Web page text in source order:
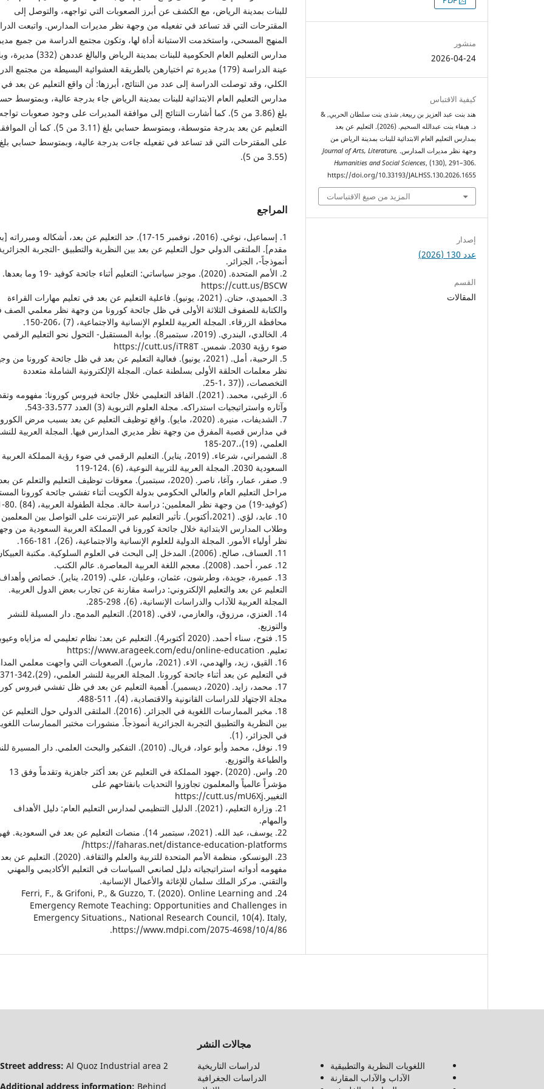
للبنات بمدينة الرياض، مع الكشف عن أبرز الصعوبات التي تواجهه، والتوصل إلى
المقترحات التي قد تساعد في تفعيله من وجهة نظر مديرات المدارس. واتبعت
المنهج المسحي، واستخدمت الاستبانة أداة لها، وتكون مجتمع الدراسة من جميع
مدارس التعليم العام الحكومية للبنات بمدينة الرياض
عينة الدراسة (179) مديرة تم اختيارهن بالطريقة العشوائية البسيطة من مجتمع
الكلي، وقد توصلت الدراسة إلى عدد من النتائج، أبرزها: أن واقع التعليم عن بعد في
مدارس التعليم العام الابتدائية للبنات بمدينة الرياض جاء بدرجة عالية، وبمتوسط
بلغ (3.86 من 5). كما أشارت النتائج إلى موافقة المديرات على وجود صعوبات تواجه
التعليم عن بعد بدرجة متوسطة، وبمتوسط حسابي بلغ (3.11 من 5). كما أن
على المقترحات التي قد تساعد في تفعيله جاءت بدرجة عالية، وبمتوسط حسابي بلغ
(3.55 من 5).
المراجع
1. إسماعيل، نوغي. (2016، نوفمبر 15-17). حد التعليم عن بعد، أشكاله
مقدم]. الملتقى الدولي حول التعليم عن بعد بين النظرية والتطبيق -التجربة
أنموذجاً-، الجزائر.
2. الأمم المتحدة. (2020). موجز سياساتي: التعليم أثناء جائحة كوفيد -19 وما بعدها.
https://cutt.us/BSCW
3. الحميدي، حنان. (2021، يونيو). فاعلية التعليم عن بعد في تعليم مهارات القراءة
والكتابة للصفوف الثلاثة الأولى في ظل جائحة كورونا من وجهة نظر معلمي
محافظة الزرقاء. المجلة العربية للعلوم الإنسانية والاجتماعية، (7) ،206-150.
4. الخالدي، البندري. (2019، سبتمبر8). بوابة المستقبل- التحول نحو التعليم
ضوء رؤية 2030. شمس. https://cutt.us/iTR8T
5. الرحبية، أمل. (2021، يونيو). فعالية التعليم عن بعد في ظل جائحة كورونا من
نظر معلمات الحلقة الأولى بسلطنة عمان. المجلة الإلكترونية الشاملة متعددة
التخصصات، ((37 ،1-25.
6. الزغبي، محمد. (2021). الفاقد التعليمي خلال جائحة فيروس كورونا: مفهومه
وآثاره واستراتيجيات استدراكه. مجلة العلوم التربوية (3) العدد 33،577-543.
7. الشديفات، منيرة. (2020، مايو). واقع توظيف التعليم عن بعد بسبب مرض
في مدارس قصبة المفرق من وجهة نظر مديري المدارس فيها. المجلة العربية
العلمي، (19)،.207-185
8. الشمراني، شرعاء. (2019، يناير). التعليم الرقمي في ضوء رؤية المملكة العربية
السعودية 2030. المجلة العربية للتربية النوعية، (6) .124-119
9. صفر، عمار، وآغا، ناصر. (2020، سبتمبر). معوقات توظيف التعليم والتعلم
مراحل التعليم العام والعالي الحكومي بدولة الكويت أثناء تفشي جائحة كورونا
(كوفيد-19) من وجهة نظر المعلمين: دراسة حالة. مجلة الطفولة العربية، (84) .80-21
10. عابد، لؤي. (2021،أكتوبر). تأثير التعليم عبر الإنترنت على التواصل بين المعلمين
وطلاب المدارس الابتدائية خلال جائحة كورونا في المملكة العربية السعودية من
نظر أولياء الأمور. المجلة الدولية للعلوم الإنسانية والاجتماعية، (26)، 181-166.
11. العساف، صالح. (2006). المدخل إلى البحث في العلوم السلوكية. مكتبة العبيكان.
12. عمر، أحمد. (2008). معجم اللغة العربية المعاصرة. عالم الكتب.
13. عميرة، جويدة، وطرشون، عثمان، وعليان، علي. (2019، يناير). خصائص وأهداف
التعليم عن بعد والتعليم الإلكتروني: دراسة مقارنة عن تجارب بعض الدول العربية.
المجلة العربية للآداب والدراسات الإنسانية، (6)، 298-285.
14. العنزي، مرزوق، والعازمي، لافي. (2018). التعليم المدمج. دار المسيلة للنشر
والتوزيع.
15. فتوح، سناء أحمد. (2020 أكتوبر4). التعليم عن بعد: نظام تعليمي له مزاياه
تعليم. https://www.arageek.com/edu/online-education
16. القيق، زيد، والهدمي، الاء. (2021، مارس). الصعوبات التي واجهت معلمي
في التعليم عن بعد أثناء جائحة كورونا. المجلة العربية للنشر العلمي، (29)،342-371.
17. محمد، زايد. (2020، ديسمبر). أهمية التعليم عن بعد في ظل تفشي فيروس
مجلة الاجتهاد للدراسات القانونية والاقتصادية، (4)، 511-488.
18. مخبر الممارسات اللغوية في الجزائر. (2016). الملتقى الدولي حول
بين النظرية والتطبيق التجربة الجزائرية أنموذجاً. منشورات مختبر الممارسات
في الجزائر، (1).
19. نوفل، محمد وأبو عواد، فريال. (2010). التفكير والبحث العلمي. دار المسيرة
والطباعة والتوزيع.
20. واس. (2020) .جهود المملكة في التعليم عن بعد أكثر جاهزية وتقدماً وفق 13
مؤشراً عالمياً والمعلمون تجاوزوا التحديات بانفتاحهم على
التغيير.https://cutt.us/mU6Xj
21. وزارة التعليم، (2021). الدليل التنظيمي لمدارس التعليم العام: دليل الأهداف
والمهام.
22. يوسف، عبد الله. (2021، سبتمبر 14). منصات التعليم عن بعد في
https://faharas.net/distance-education-platforms/
23. اليونسكو، منظمة الأمم المتحدة للتربية والعلم والثقافة. (2020). التعليم عن بعد
مفهومه أدواته استراتيجياته دليل لصانعي السياسات في التعليم الأكاديمي والمهني
والتقني. مركز الملك سلمان للإغاثة والأعمال الإنسانية.
24. Ferri, F., & Grifoni, P., & Guzzo, T. (2020). Online Learning and
Emergency Remote Teaching: Opportunities and Challenges in
Emergency Situations., National Research Council, 10(4). Italy,
https://www.mdpi.com/2075-4698/10/4/86.
منشور
2026-04-24
كيفية الاقتباس
هند بنت عبد العزيز بن ربيعة, شذى بنت سلطان الحربي, &
د. هيفاء بنت عبدالله السحيم. (2026). التعليم عن بعد
بمدارس التعليم العام الابتدائية للبنات بمدينة الرياض من
وجهة نظر مديرات المدارس. Journal of Arts, Literature,
Humanities and Social Sciences, (130), 291–306.
https://doi.org/10.33193/JALHSS.130.2026.1655
المزيد من صيغ الاقتباسات
إصدار
عدد 130 (2026)
القسم
المقالات
مجالات النشر
اللغويات النظرية والتطبيقية
الآداب والآداب المقارنة
لدراسات التاريخية
الدراسات الجغرافية
Street address: Al Quoz Industrial area 2
Additional address information: Behind